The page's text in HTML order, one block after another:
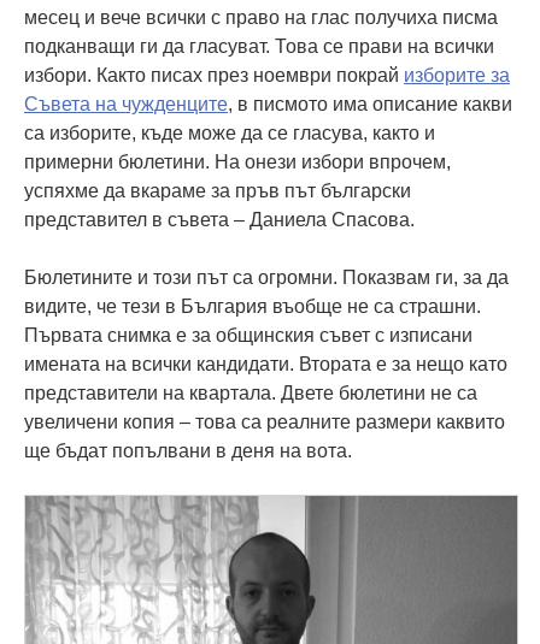
месец и вече всички с право на глас получиха писма
подканващи ги да гласуват. Това се прави на всички
избори. Както писах през ноември покрай изборите за
Съвета на чужденците, в писмото има описание какви
са изборите, къде може да се гласува, както и
примерни бюлетини. На онези избори впрочем,
успяхме да вкараме за пръв път български
представител в съвета – Даниела Спасова.
Бюлетините и този път са огромни. Показвам ги, за да
видите, че тези в България въобще не са страшни.
Първата снимка е за общинския съвет с изписани
имената на всички кандидати. Втората е за нещо като
представители на квартала. Двете бюлетини не са
увеличени копия – това са реалните размери каквито
ще бъдат попълвани в деня на вота.